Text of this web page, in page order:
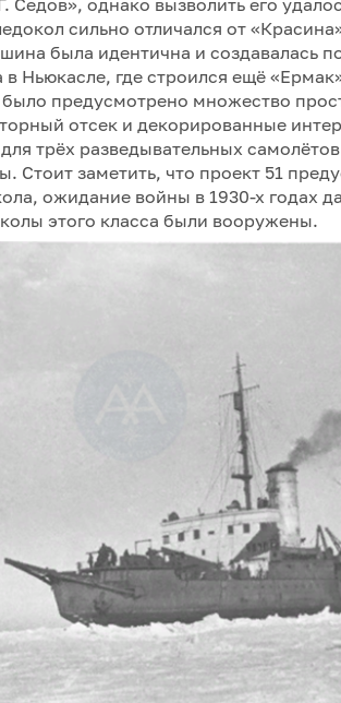
Седов», однако вызволить его
сильно отличался от
была идентична и создавалась
Ньюкасле, где строился ещё
было предусмотрено множество
отсек и декорированные
трёх разведывательных
Стоит заметить, что проект 51
ожидание войны в 1930-х годах
этого класса были вооружены.